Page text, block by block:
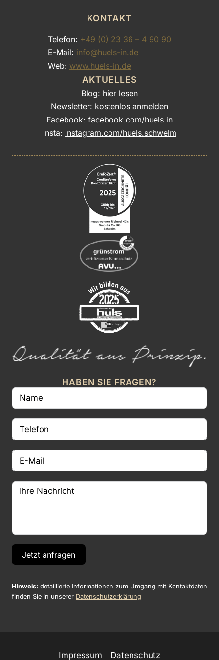
KONTAKT
Telefon: +49 (0) 23 36 – 4 90 90
E-Mail: info@huels-in.de
Web: www.huels-in.de
AKTUELLES
Blog: hier lesen
Newsletter: kostenlos anmelden
Facebook: facebook.com/huels.in
Insta: instagram.com/huels.schwelm
HABEN SIE FRAGEN?
Jetzt anfragen
Hinweis: detaillierte Informationen zum Umgang mit Kontaktdaten
finden Sie in unserer Datenschutzerklärung
Impressum Datenschutz